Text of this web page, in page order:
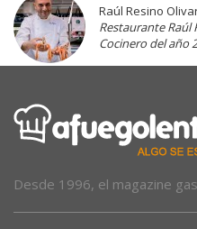
Raúl Resino
Restaurante Raúl
Cocinero del año
Desde 1996, el magazine